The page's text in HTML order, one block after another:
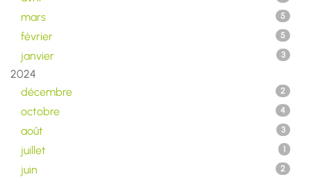
mars 5
février 5
janvier 3
2024
décembre
2
octobre 4
août 3
juillet 1
juin 2